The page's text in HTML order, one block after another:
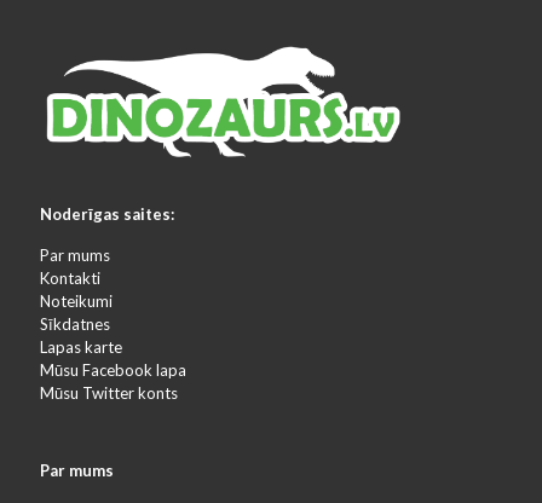
Noderīgas saites:
Par mums
Kontakti
Noteikumi
Sīkdatnes
Lapas karte
Mūsu Facebook lapa
Mūsu Twitter konts
Par mums